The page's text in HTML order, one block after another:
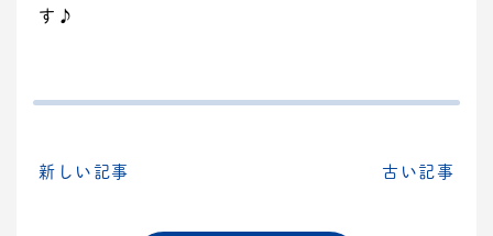
す♪
新しい記事 古い記事